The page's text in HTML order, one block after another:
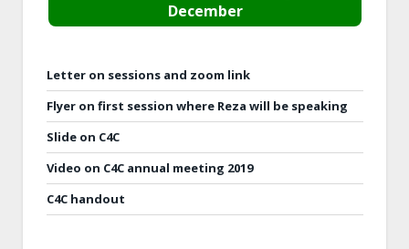
December
Letter on sessions and zoom link
Flyer on first session where Reza will be speaking
Slide on C4C
Video on C4C annual meeting 2019
C4C handout